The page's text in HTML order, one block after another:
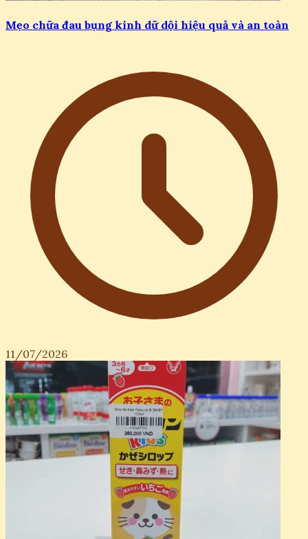
Mẹo chữa đau bụng kinh dữ dội hiệu quả và an toàn
11/07/2026